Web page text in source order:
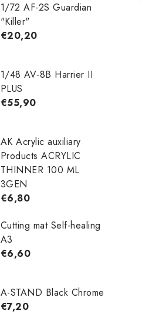
1/72 AF-2S Guardian
"Killer"
€20,20
1/48 AV-8B Harrier II
PLUS
€55,90
AK Acrylic auxiliary
Products ACRYLIC
THINNER 100 ML
3GEN
€6,80
Cutting mat Self-healing
A3
€6,60
A-STAND Black Chrome
€7,20